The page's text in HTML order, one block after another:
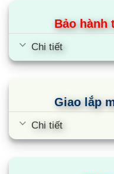
Bảo hành
Chi tiết
Giao lắp
Chi tiết